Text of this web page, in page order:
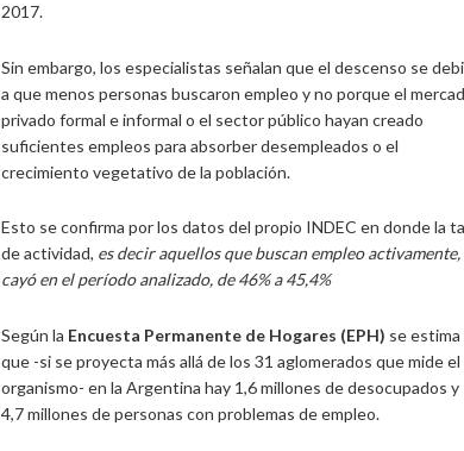
2017.
Sin embargo, los especialistas señalan que el descenso se
a que menos personas buscaron empleo y no porque el
privado formal e informal o el sector público hayan creado
suficientes empleos para absorber desempleados o el
crecimiento vegetativo de la población.
Esto se confirma por los datos del propio INDEC en donde la
de actividad, es decir aquellos que buscan empleo activamente,
cayó en el período analizado, de 46% a 45,4%
Según la Encuesta Permanente de Hogares (EPH) se estima
que -si se proyecta más allá de los 31 aglomerados que mide el
organismo- en la Argentina hay 1,6 millones de desocupados y
4,7 millones de personas con problemas de empleo.